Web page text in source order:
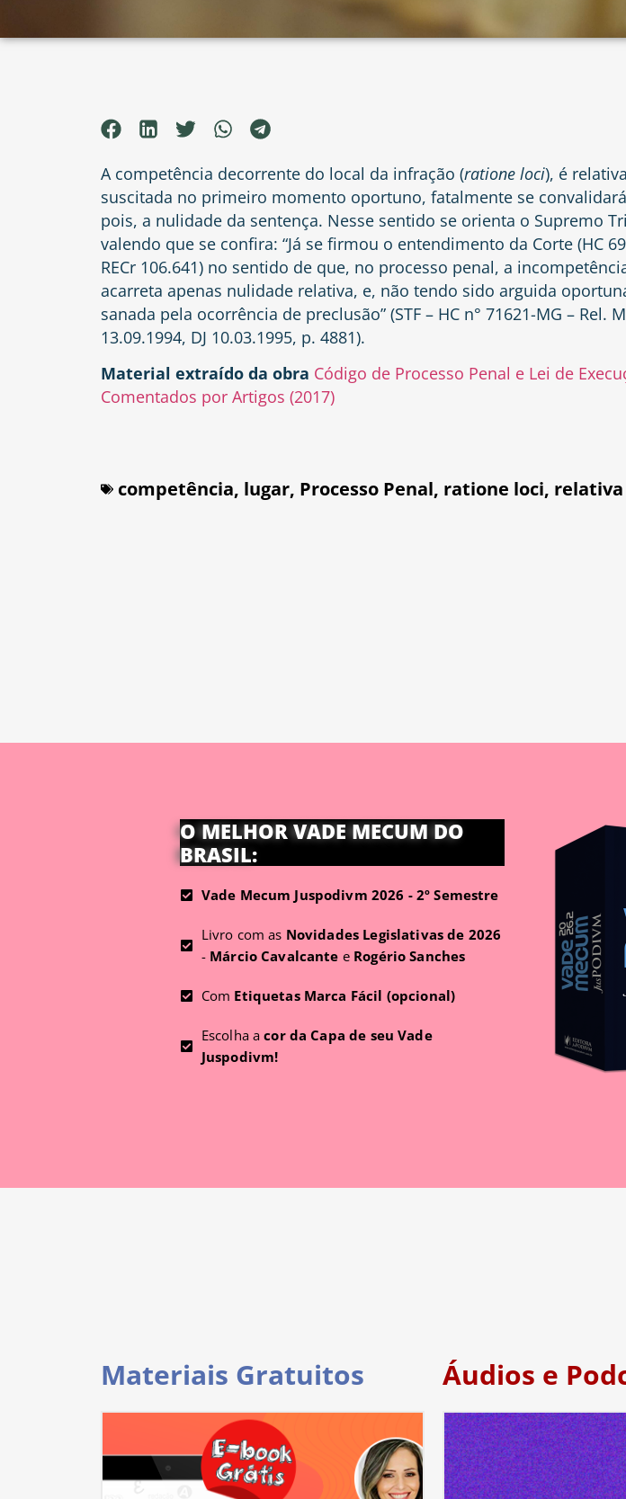
A competência decorrente do local da infração (ratione loci), é
suscitada no primeiro momento oportuno, fatalmente se
pois, a nulidade da sentença. Nesse sentido se orienta o Supremo
valendo que se confira: “Já se firmou o entendimento da Corte (HC
RECr 106.641) no sentido de que, no processo penal, a
acarreta apenas nulidade relativa, e, não tendo sido arguida
sanada pela ocorrência de preclusão” (STF – HC n° 71621-MG – Rel.
13.09.1994, DJ 10.03.1995, p. 4881).
Material extraído da obra Código de Processo Penal e Lei de
Comentados por Artigos (2017)
competência, lugar, Processo Penal, ratione loci, relativa
O MELHOR VADE MECUM DO
BRASIL:
Vade Mecum Juspodivm 2026 - 2º Semestre
Livro com as Novidades Legislativas de 2026
- Márcio Cavalcante e Rogério Sanches
Com Etiquetas Marca Fácil (opcional)
Escolha acor da Capa de seu Vade
Juspodivm!
Materiais Gratuitos Áudios e